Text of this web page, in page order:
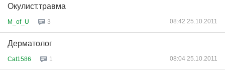
Окулист.травма
M_of_U 3 08:42 25.10.2011
Дерматолог
Cat1586 1 08:04 25.10.2011